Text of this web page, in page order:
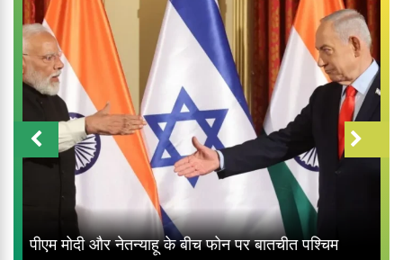
पीएम मोदी और नेतन्याहू के बीच फोन पर बातचीत पश्चिम